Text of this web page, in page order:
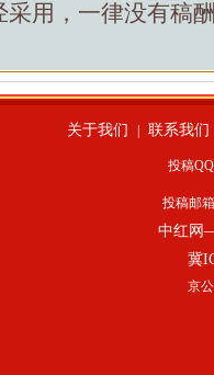
用，一律没有稿
关于我们 联系我们
投稿
投稿邮
中红网
冀
京